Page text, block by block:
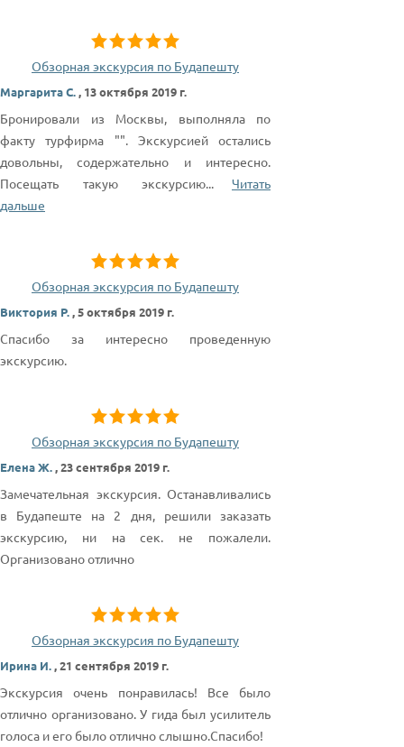
Обзорная экскурсия по Будапешту
Маргарита С., 13 октября 2019 г.
Бронировали из Москвы, выполняла по
факту турфирма "". Экскурсией остались
довольны, содержательно и интересно.
Посещать такую экскурсию...
Читать
дальше
Обзорная экскурсия по Будапешту
Виктория Р.,5 октября 2019 г.
Спасибо за интересно проведенную
экскурсию.
Обзорная экскурсия по Будапешту
Елена Ж.,23 сентября 2019 г.
Замечательная экскурсия. Останавливались
в Будапеште на 2 дня, решили заказать
экскурсию, ни на сек. не пожалели.
Организовано отлично
Обзорная экскурсия по Будапешту
Ирина И.,21 сентября 2019 г.
Экскурсия очень понравилась! Все было
отлично организовано. У гида был усилитель
голоса и его было отлично слышно.Спасибо!